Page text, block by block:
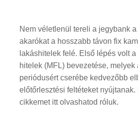
Nem véletlenül tereli a jegybank
akarókat a hosszabb távon fix
lakáshitelek felé. Első lépés volt
hitelek (MFL) bevezetése, melyek
periódusért cserébe kedvezőbb
előtőrlesztési feltéteket nyújtanak.
cikkemet itt olvashatod róluk.